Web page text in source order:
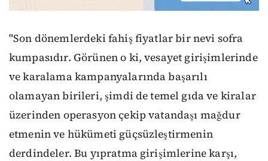
"Son dönemlerdeki fahiş fiyatlar bir nevi sofra
kumpasıdır. Görünen o ki, vesayet girişimlerinde
ve karalama kampanyalarında başarılı
olamayan birileri, şimdi de temel gıda ve kiralar
üzerinden operasyon çekip vatandaşı mağdur
etmenin ve hükümeti güçsüzleştirmenin
derdindeler. Bu yıpratma girişimlerine karşı,